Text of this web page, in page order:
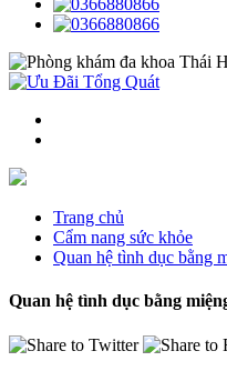
Trang chủ
Cẩm nang sức khỏe
Quan hệ tình dục bằng
Quan hệ tình dục bằng